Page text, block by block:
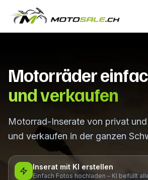
Motorräder
und verkaufen
Motorrad-Inserate von privat
und verkaufen in der ganzen
Inserat mit KI erstellen
Einfach Fotos hochladen – KI befüllt